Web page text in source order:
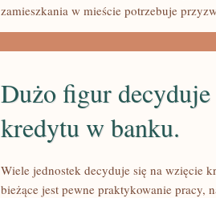
zamieszkania w mieście potrzebuje
Dużo figur
kredytu w banku.
Wiele jednostek decyduje się na wzięcie
bieżące jest pewne praktykowanie pracy,